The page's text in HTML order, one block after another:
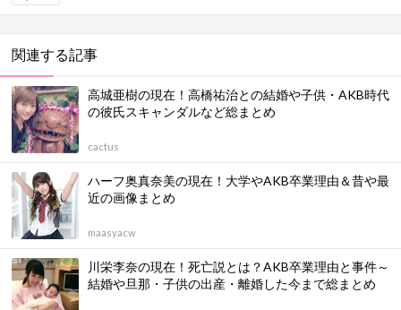
関連する記事
高城亜樹の現在！高橋祐治との結婚や子供・AKB時代
の彼氏スキャンダルなど総まとめ
cactus
ハーフ奥真奈美の現在！大学やAKB卒業理由＆昔や最
近の画像まとめ
maasyacw
川栄李奈の現在！死亡説とは？AKB卒業理由と事件～
結婚や旦那・子供の出産・離婚した今まで総まとめ